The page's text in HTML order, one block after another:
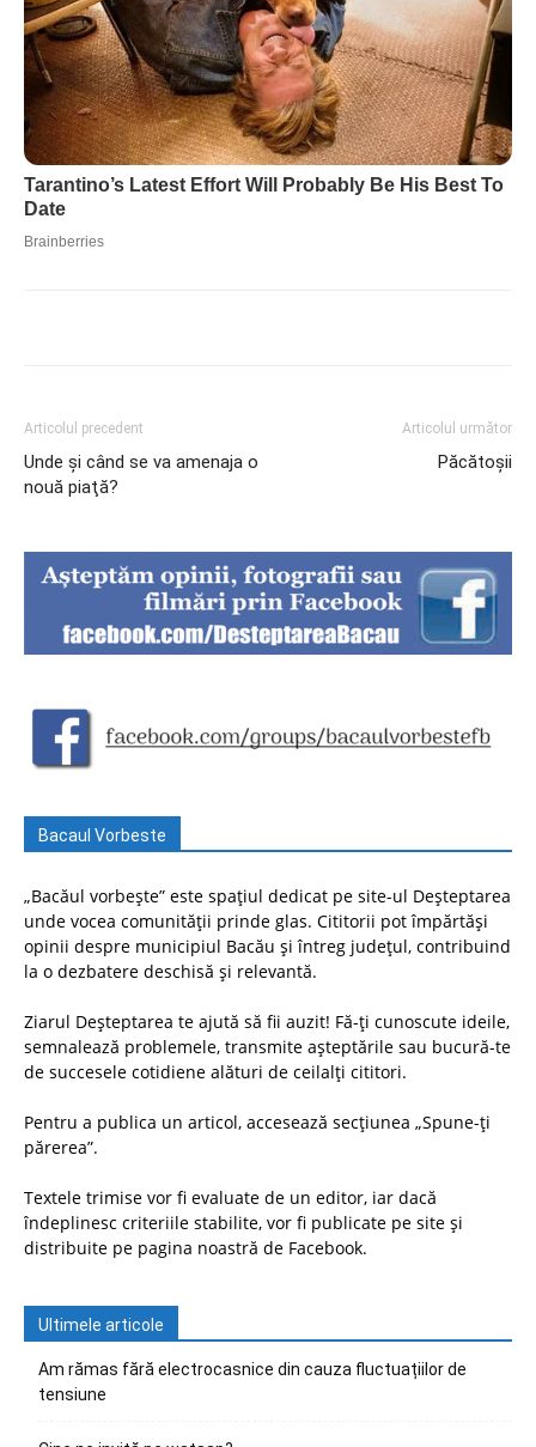
Articolul precedent
Unde şi când se va amenaja o
nouă piaţă?
Articolul următor
Păcătoșii
Bacaul Vorbeste
„Bacăul vorbește” este spațiul dedicat pe site-ul Deșteptarea
unde vocea comunității prinde glas. Cititorii pot împărtăși
opinii despre municipiul Bacău și întreg județul, contribuind
la o dezbatere deschisă și relevantă.
Ziarul Deșteptarea te ajută să fii auzit! Fă-ți cunoscute ideile,
semnalează problemele, transmite așteptările sau bucură-te
de succesele cotidiene alături de ceilalți cititori.
Pentru a publica un articol, accesează secțiunea „Spune-ți
părerea”.
Textele trimise vor fi evaluate de un editor, iar dacă
îndeplinesc criteriile stabilite, vor fi publicate pe site și
distribuite pe pagina noastră de Facebook.
Ultimele articole
Am rămas fără electrocasnice din cauza fluctuațiilor de
tensiune